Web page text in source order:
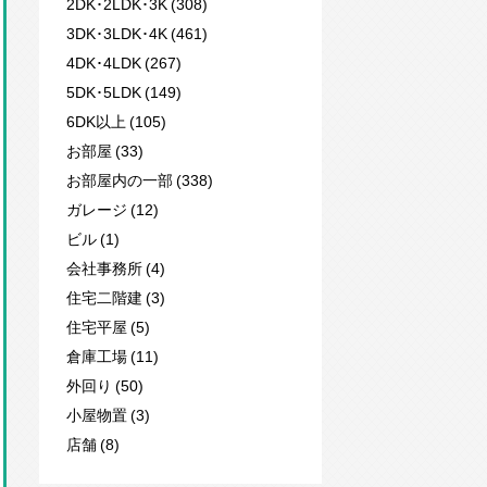
3DK･3LDK･4K (461)
4DK･4LDK (267)
5DK･5LDK (149)
6DK以上 (105)
お部屋 (33)
お部屋内の一部 (338)
ガレージ (12)
ビル (1)
会社事務所 (4)
住宅二階建 (3)
住宅平屋 (5)
倉庫工場 (11)
外回り (50)
小屋物置 (3)
店舗 (8)